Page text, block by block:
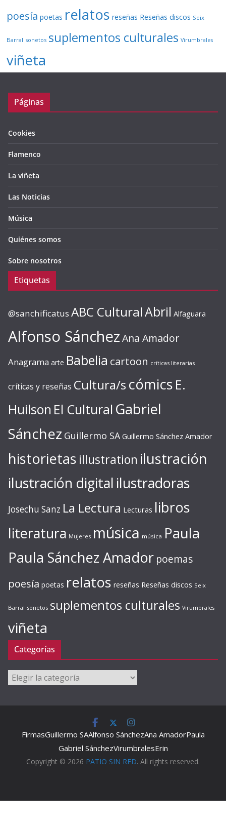
poesía poetas relatos reseñas Reseñas discos Seix
Barral sonetos suplementos culturales Virumbrales
viñeta
Páginas
Cookies
Flamenco
La viñeta
Las Noticias
Música
Quiénes somos
Sobre nosotros
Etiquetas
@sanchificatus ABC CulturalAbril Alfaguara
Alfonso SánchezAna Amador
Anagrama arte Babelia cartoon críticas literarias
críticas y reseñas Cultura/s cómics E.
Huilson El Cultural Gabriel
Sánchez Guillermo SA Guillermo Sánchez Amador
historietas illustration ilustración
ilustración digital ilustradoras
Josechu Sanz La Lectura Lecturas libros
literatura Mujeres música música Paula
Paula Sánchez Amador poemas
poesía poetas relatos reseñas Reseñas discos Seix
Barral sonetos suplementos culturales Virumbrales
viñeta
Categorías
Categorías
FirmasGuillermo SAAlfonso SánchezAna AmadorPaula
Gabriel SánchezVirumbralesErin
Copyright © 2026 PATIO SIN RED. All rights reserved.